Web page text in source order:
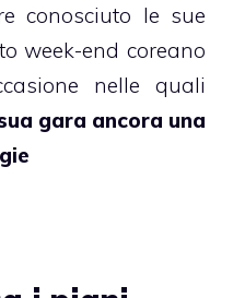
conosciuto le sue
week-end coreano
nelle quali
gara ancora una